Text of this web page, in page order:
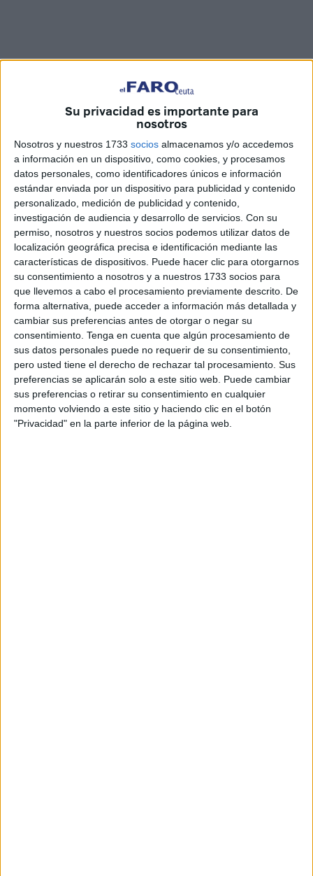
Su privacidad es importante para
nosotros
Nosotros y nuestros 1733 socios almacenamos y/o accedemos
a información en un dispositivo, como cookies, y procesamos
datos personales, como identificadores únicos e información
estándar enviada por un dispositivo para publicidad y contenido
personalizado, medición de publicidad y contenido,
investigación de audiencia y desarrollo de servicios. Con su
permiso, nosotros y nuestros socios podemos utilizar datos de
localización geográfica precisa e identificación mediante las
características de dispositivos. Puede hacer clic para otorgarnos
su consentimiento a nosotros y a nuestros 1733 socios para
que llevemos a cabo el procesamiento previamente descrito. De
forma alternativa, puede acceder a información más detallada y
cambiar sus preferencias antes de otorgar o negar su
consentimiento. Tenga en cuenta que algún procesamiento de
sus datos personales puede no requerir de su consentimiento,
pero usted tiene el derecho de rechazar tal procesamiento. Sus
preferencias se aplicarán solo a este sitio web. Puede cambiar
sus preferencias o retirar su consentimiento en cualquier
momento volviendo a este sitio y haciendo clic en el botón
"Privacidad" en la parte inferior de la página web.
Imágenes: Jesús Galindo
Le estaban esperando desde hacía tiempo y eso se notó, y
mucho. El regreso deSoto Asa a Ceuta, a su casa, más
de dos años después, tratando de sortear a la pandemia
en uno de sus momentos más difíciles, estuvo lleno de
ganas, energía y buenas vibraciones.Músicade la buena.
El ingreso del público, con una media deedad
adolescente, se dio con toma de temperatura a todos los
asistentes y, desde la organización, recordatorios
constantes para que se mantuvieran las distancias, se
utilizara el gel hidroalcohólico y, por encima de todo, el
público llevara siempre su mascarilla bien puesta.
Indicaciones que se intentaron cumplir, en la medida de lo
posible como suele ocurrir en este tipo de eventos.
Las ganas por vibrar con Soto Asa y su música se dejaron
sentir desde el primer momento, tras la actuación de los